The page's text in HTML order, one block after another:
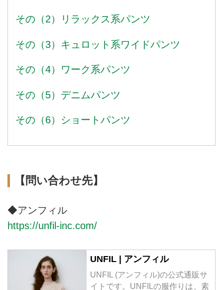
その（2）リラックス系パンツ
その（3）キュロット系ワイドパンツ
その（4）ワーク系パンツ
その（5）デニムパンツ
その（6）ショートパンツ
【問い合わせ先】
◆アンフィル
https://unfil-inc.com/
UNFIL | アンフィル
UNFIL (アンフィル)の公式通販サ
イトです。UNFILの服作りは、素